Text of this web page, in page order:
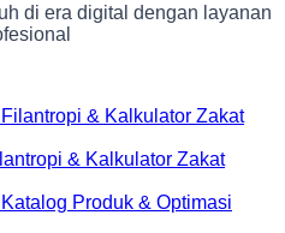
di era digital dengan layanan
& Kalkulator Zakat